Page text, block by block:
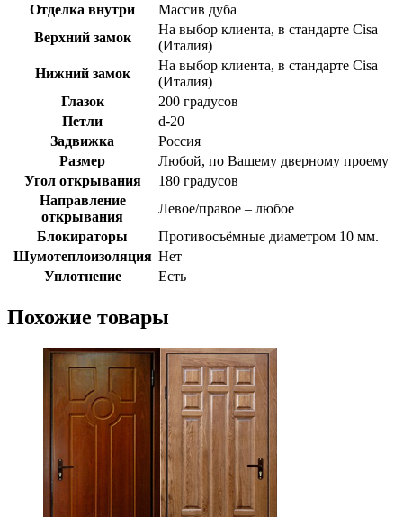
Отделка внутри
Массив дуба
Верхний замок
На выбор клиента, в стандарте Cisa
(Италия)
Нижний замок
На выбор клиента, в стандарте Cisa
(Италия)
Глазок
200 градусов
Петли
d-20
Задвижка
Россия
Размер
Любой, по Вашему дверному проему
Угол открывания
180 градусов
Направление
открывания
Левое/правое – любое
Блокираторы
Противосъёмные диаметром 10 мм.
Шумотеплоизоляция Нет
Уплотнение
Есть
Похожие товары